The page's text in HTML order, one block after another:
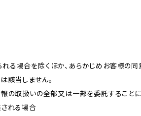
る場合を除くほか、あらかじめお客様の
該当しません。
の取扱いの全部又は一部を委託すること
される場合